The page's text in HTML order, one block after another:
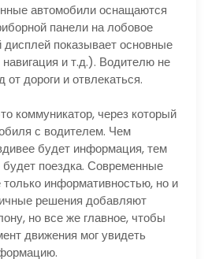
автомобили оснащаются
панели на лобовое
показывает основные
навигация и т.д.). Водителю не
от дороги и отвлекаться.
коммуникатор, через который
с водителем. Чем
будет информация, тем
поездка. Современные
информативностью, но и
решения добавляют
но все же главное, чтобы
движения мог увидеть